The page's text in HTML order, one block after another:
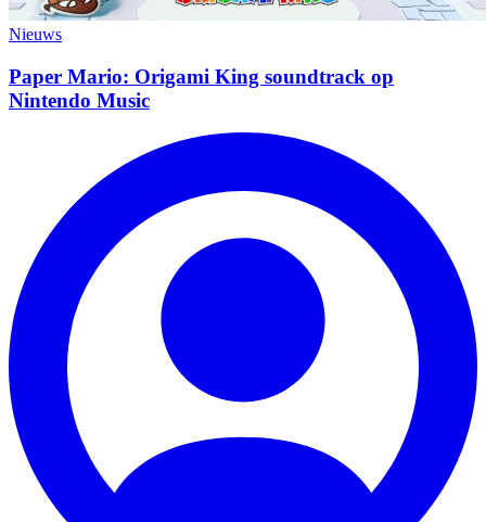
Nieuws
Paper Mario: Origami King soundtrack op
Nintendo Music